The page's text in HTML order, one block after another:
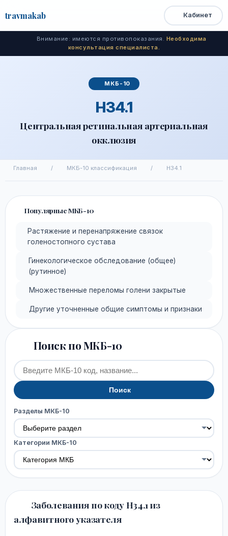
travmakab
Открыть
меню
Быстрый
доступ
Кабинет
Внимание: имеются противопоказания. Необходима
консультация специалиста.
МКБ-10
H34.1
Центральная ретинальная артериальная
окклюзия
Главная / МКБ-10 классификация / H34.1
Популярные МКБ-10
Растяжение и перенапряжение связок
голеностопного сустава
Гинекологическое обследование (общее)
(рутинное)
Множественные переломы голени закрытые
Другие уточненные общие симптомы и признаки
Поиск по МКБ-10
Поиск
Разделы МКБ-10
Категории МКБ-10
Заболевания по коду H34.1 из
алфавитного указателя